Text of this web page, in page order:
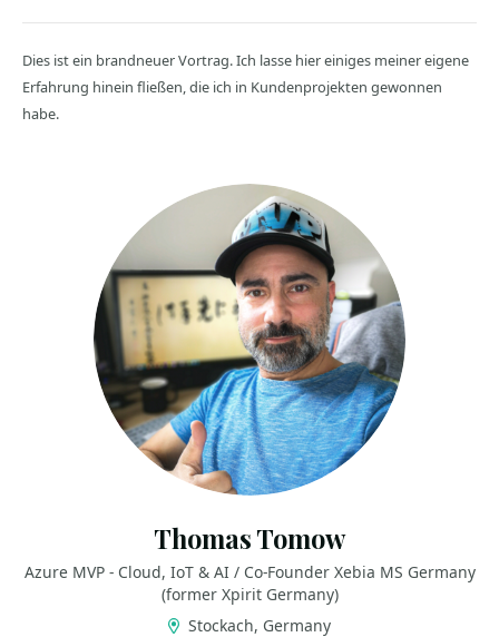
Dies ist ein brandneuer Vortrag. Ich lasse hier einiges meiner eigene
Erfahrung hinein fließen, die ich in Kundenprojekten gewonnen
habe.
Thomas Tomow
Azure MVP - Cloud, IoT & AI / Co-Founder Xebia MS Germany
(former Xpirit Germany)
Stockach, Germany